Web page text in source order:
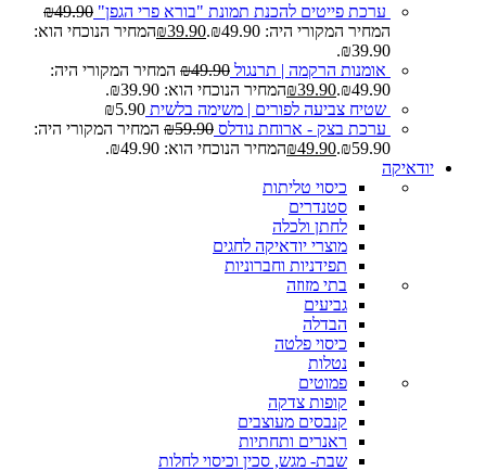
ערכת פייטים להכנת תמונת "בורא פרי הגפן" ₪49.90
המחיר המקורי היה: ₪49.90.
₪39.90
המחיר הנוכחי הוא:
₪39.90.
אומנות הרקמה | תרנגול
₪49.90
המחיר המקורי היה:
₪49.90.
₪39.90
המחיר הנוכחי הוא: ₪39.90.
שטיח צביעה לפורים | משימה בלשית
₪5.90
ערכת בצק - ארוחת נודלס
₪59.90
המחיר המקורי היה:
₪59.90.
₪49.90
המחיר הנוכחי הוא: ₪49.90.
יודאיקה
כיסוי טליתות
סטנדרים
לחתן ולכלה
מוצרי יודאיקה לחגים
תפידניות וחברוניות
בתי מזוזה
גביעים
הבדלה
כיסוי פלטה
נטלות
פמוטים
קופות צדקה
קנבסים מעוצבים
ראנרים ותחתיות
שבת- מגש, סכין וכיסוי לחלות